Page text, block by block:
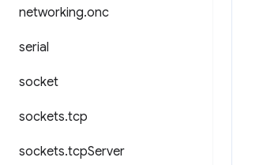
networking.onc
serial
socket
sockets.tcp
sockets.tcpServer